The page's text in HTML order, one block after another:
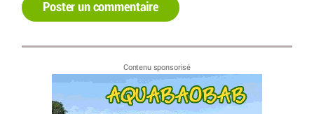
Poster un commentaire